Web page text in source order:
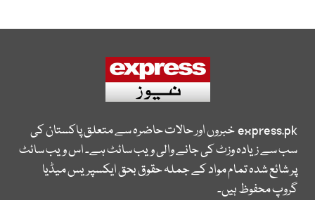
express.pkخبروں اور حالات حاضرہ سے متعلق پاکستان کی
سب سے زیادہ وزٹ کی جانے والی ویب سائٹ ہے۔ اس ویب سائٹ
پر شائع شدہ تمام مواد کے جملہ حقوق بحق ایکسپریس میڈیا
گروپ محفوظ ہیں۔